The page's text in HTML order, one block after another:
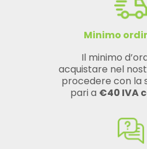
Minimo
Il minimo
acquistare nel
procedere con la
pari a €40 IVA